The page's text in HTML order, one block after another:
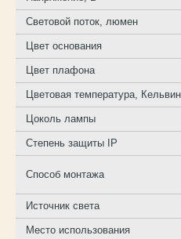
Световой поток, люмен
Цвет основания
Цвет плафона
Цветовая температура, Кельвин
Цоколь лампы
Степень защиты IP
Способ монтажа
Источник света
Место использования